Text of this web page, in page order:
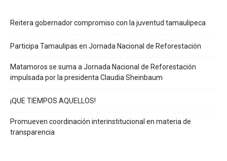
Reitera gobernador compromiso con la juventud tamaulipeca
Participa Tamaulipas en Jornada Nacional de Reforestación
Matamoros se suma a Jornada Nacional de Reforestación
impulsada por la presidenta Claudia Sheinbaum
¡QUE TIEMPOS AQUELLOS!
Promueven coordinación interinstitucional en materia de
transparencia